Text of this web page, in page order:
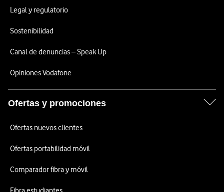
Legal y regulatorio
Sostenibilidad
Canal de denuncias – Speak Up
Opiniones Vodafone
Ofertas y promociones
Ofertas nuevos clientes
Ofertas portabilidad móvil
Comparador fibra y móvil